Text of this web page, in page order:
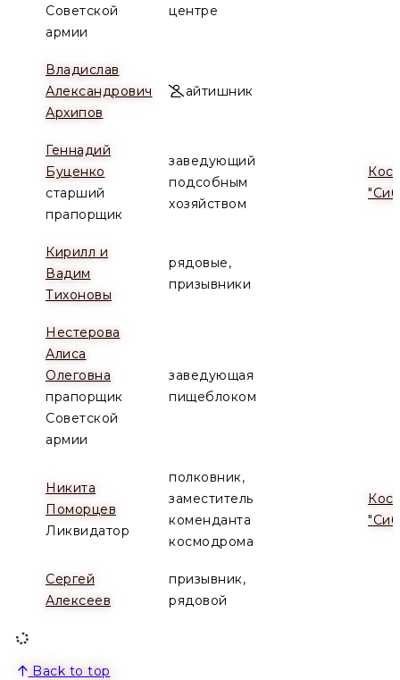
Советской
армии
центре
Владислав
Александрович
Архипов
айтишник
Геннадий
Буценко
старший
прапорщик
заведующий
подсобным
хозяйством
Кирилл и
Вадим
Тихоновы
рядовые,
призывники
Нестерова
Алиса
Олеговна
прапорщик
Советской
армии
заведующая
пищеблоком
Никита
Поморцев
Ликвидатор
полковник,
заместитель
коменданта
космодрома
Сергей
Алексеев
призывник,
рядовой
Back to top